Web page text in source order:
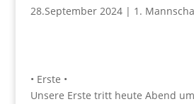
28.September 2024| 1.
• Erste •
Unsere Erste tritt heute Abend